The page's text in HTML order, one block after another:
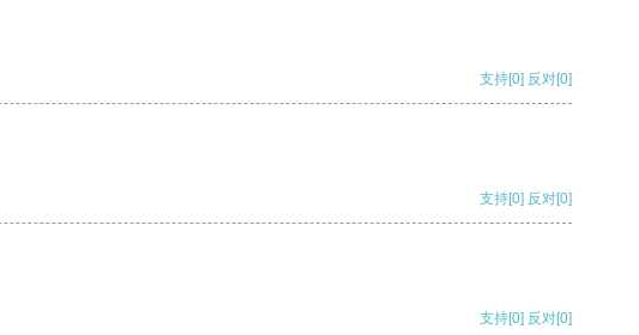
支持[0] 反对[0]
支持[0] 反对[0]
支持[0] 反对[0]